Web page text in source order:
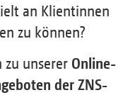
an Klientinnen
zu können?
zu unserer Online-
der ZNS-